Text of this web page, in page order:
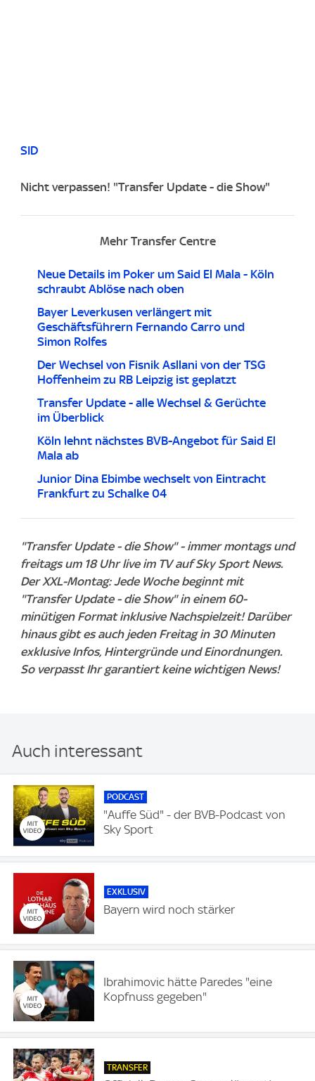
SID
Nicht verpassen! "Transfer Update - die Show"
Mehr Transfer Centre
Neue Details im Poker um Said El Mala - Köln
schraubt Ablöse nach oben
Bayer Leverkusen verlängert mit
Geschäftsführern Fernando Carro und
Simon Rolfes
Der Wechsel von Fisnik Asllani von der TSG
Hoffenheim zu RB Leipzig ist geplatzt
Transfer Update - alle Wechsel & Gerüchte
im Überblick
Köln lehnt nächstes BVB-Angebot für Said El
Mala ab
Junior Dina Ebimbe wechselt von Eintracht
Frankfurt zu Schalke 04
"Transfer Update - die Show" - immer montags und
freitags um 18 Uhr live im TV auf Sky Sport News.
Der XXL-Montag: Jede Woche beginnt mit
"Transfer Update - die Show" in einem 60-
minütigen Format inklusive Nachspielzeit! Darüber
hinaus gibt es auch jeden Freitag in 30 Minuten
exklusive Infos, Hintergründe und Einordnungen.
So verpasst Ihr garantiert keine wichtigen News!
Auch interessant
PODCAST
"Auffe Süd" - der BVB-Podcast von
Sky Sport
EXKLUSIV
Bayern wird noch stärker
Ibrahimovic hätte Paredes "eine
Kopfnuss gegeben"
TRANSFER